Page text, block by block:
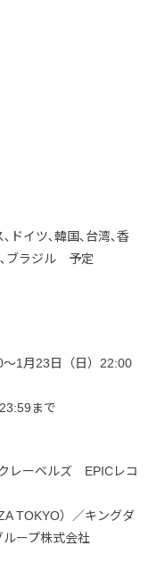
ドイツ､韓国､台湾､香
､ブラジル 予定
1月23日（日）22:00
まで
レーベルズ EPICレコ
TOKYO）／キングダ
ープ株式会社